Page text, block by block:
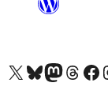
Visit our X (formerly Twitter) account
Visit our Bluesky account
Завітайте до нашої
Visit our